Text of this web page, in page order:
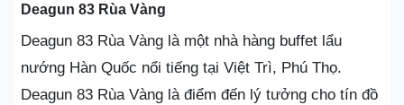
Deagun 83 Rùa Vàng
Deagun 83 Rùa Vàng là một nhà hàng buffet lẩu
nướng Hàn Quốc nổi tiếng tại Việt Trì, Phú Thọ.
Deagun 83 Rùa Vàng là điểm đến lý tưởng cho tín đồ